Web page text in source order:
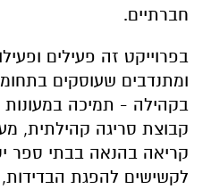
חברתיים.
ומתנדבים שעוסקים
בקהילה - תמיכה במעונות
קבוצת סריגה קהילתית,
קריאה בהנאה בבתי ספר
לקשישים להפגת